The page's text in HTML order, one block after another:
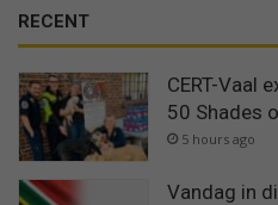
RECENT
CERT-Vaal
50 Shades
5 hours ago
Vandag in